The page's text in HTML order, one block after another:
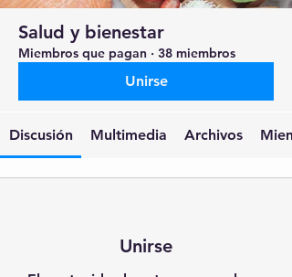
Salud y bienestar
Miembros que pagan · 38 miembros
Unirse
Discusión Multimedia Archivos
Unirse